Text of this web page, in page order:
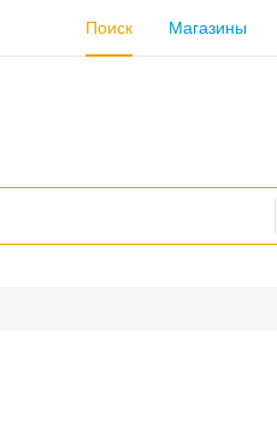
Поиск Магазины